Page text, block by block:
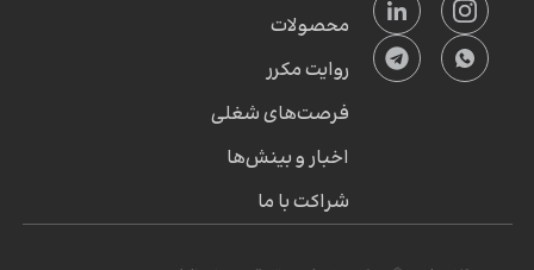
محصولات
روایت مکرر
فرصت‌های شغلی
اخبار و بینش‌ها
شراکت با ما